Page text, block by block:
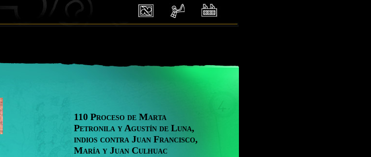
110 Proceso de Marta
Petronila y Agustín de Luna,
indios contra Juan Francisco,
María y Juan Culhuac